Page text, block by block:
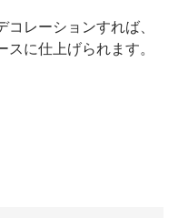
レーションすれば、
に仕上げられます。